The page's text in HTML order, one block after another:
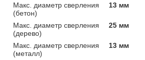
Макс. диаметр сверления
(бетон)
13 мм
Макс. диаметр сверления
(дерево)
25 мм
Макс. диаметр сверления
(металл)
13 мм